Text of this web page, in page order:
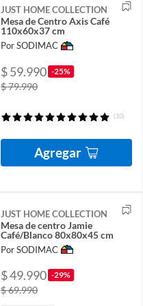
JUST HOME COLLECTION
Mesa de Centro Axis Café
110x60x37 cm
Por SODIMAC
$ 59.990 -25%
$ 79.990
(10)
Agregar
JUST HOME COLLECTION
Mesa de centro Jamie
Café/Blanco 80x80x45 cm
Por SODIMAC
$ 49.990 -29%
$ 69.990